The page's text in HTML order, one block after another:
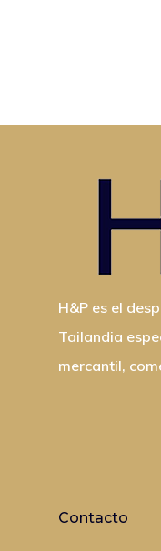
H&P es el
Tailandia
mercantil,
Contacto